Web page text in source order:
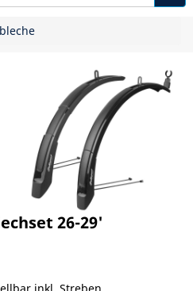
26-29'